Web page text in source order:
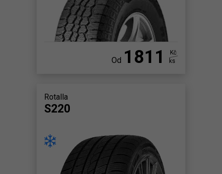
Od 1811
Kč
ks
Rotalla
S220